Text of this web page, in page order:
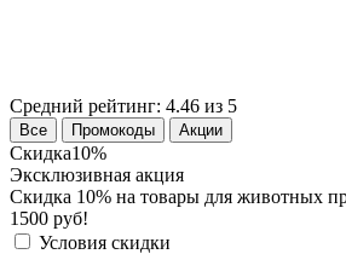
Средний рейтинг: 4.46 из 5
Все Промокоды Акции
Скидка10%
Эксклюзивная акция
Cкидка 10% на товары для животных
1500 руб!
Условия скидки